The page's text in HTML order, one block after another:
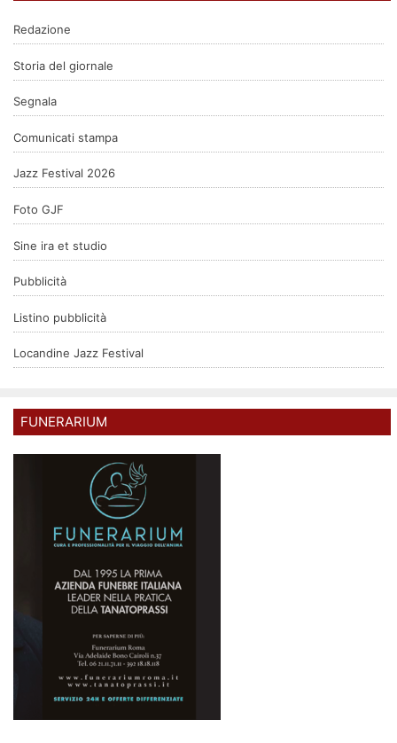
Redazione
Storia del giornale
Segnala
Comunicati stampa
Jazz Festival 2026
Foto GJF
Sine ira et studio
Pubblicità
Listino pubblicità
Locandine Jazz Festival
FUNERARIUM